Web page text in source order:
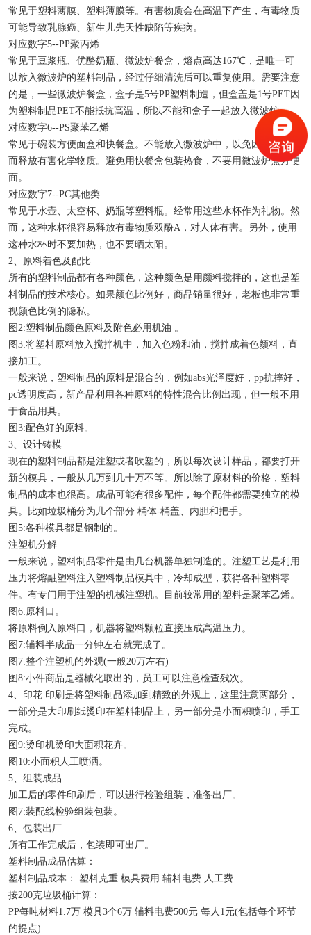
常见于塑料薄膜、塑料薄膜等。有害物质会在高温下产生，有毒物质
可能导致乳腺癌、新生儿先天性缺陷等疾病。
对应数字5--PP聚丙烯
常见于豆浆瓶、优酪奶瓶、微波炉餐盒，熔点高达167℃，是唯一可
以放入微波炉的塑料制品，经过仔细清洗后可以重复使用。需要注意
的是，一些微波炉餐盒，盒子是5号PP塑料制造，但盒盖是1号PET因
为塑料制品PET不能抵抗高温，所以不能和盒子一起放入微波炉。
对应数字6--PS聚苯乙烯
常见于碗装方便面盒和快餐盒。不能放入微波炉中，以免因温度过高
而释放有害化学物质。避免用快餐盒包装热食，不要用微波炉煮方便
面。
对应数字7--PC其他类
常见于水壶、太空杯、奶瓶等塑料瓶。经常用这些水杯作为礼物。然
而，这种水杯很容易释放有毒物质双酚A，对人体有害。另外，使用
这种水杯时不要加热，也不要晒太阳。
2、原料着色及配比
所有的塑料制品都有各种颜色，这种颜色是用颜料搅拌的，这也是塑
料制品的技术核心。如果颜色比例好，商品销量很好，老板也非常重
视颜色比例的隐私。
图2:塑料制品颜色原料及附色必用机油 。
图3:将塑料原料放入搅拌机中，加入色粉和油，搅拌成着色颜料，直
接加工。
一般来说，塑料制品的原料是混合的，例如abs光泽度好，pp抗摔好，
pc透明度高，新产品利用各种原料的特性混合比例出现，但一般不用
于食品用具。
图3:配色好的原料。
3、设计铸模
现在的塑料制品都是注塑或者吹塑的，所以每次设计样品，都要打开
新的模具，一般从几万到几十万不等。所以除了原材料的价格，塑料
制品的成本也很高。成品可能有很多配件，每个配件都需要独立的模
具。比如垃圾桶分为几个部分:桶体-桶盖、内胆和把手。
图5:各种模具都是钢制的。
注塑机分解
一般来说，塑料制品零件是由几台机器单独制造的。注塑工艺是利用
压力将熔融塑料注入塑料制品模具中，冷却成型，获得各种塑料零
件。有专门用于注塑的机械注塑机。目前较常用的塑料是聚苯乙烯。
图6:原料口。
将原料倒入原料口，机器将塑料颗粒直接压成高温压力。
图7:辅料半成品一分钟左右就完成了。
图7:整个注塑机的外观(一般20万左右)
图8:小件商品是器械化取出的，员工可以注意检查残次。
4、印花 印刷是将塑料制品添加到精致的外观上，这里注意两部分，
一部分是大印刷纸烫印在塑料制品上，另一部分是小面积喷印，手工
完成。
图9:烫印机烫印大面积花卉。
图10:小面积人工喷洒。
5、组装成品
加工后的零件印刷后，可以进行检验组装，准备出厂。
图7:装配线检验组装包装。
6、包装出厂
所有工作完成后，包装即可出厂。
塑料制品成品估算：
塑料制品成本： 塑料克重 模具费用 辅料电费 人工费
按200克垃圾桶计算：
PP每吨材料1.7万 模具3个6万 辅料电费500元 每人1元(包括每个环节
的提点)